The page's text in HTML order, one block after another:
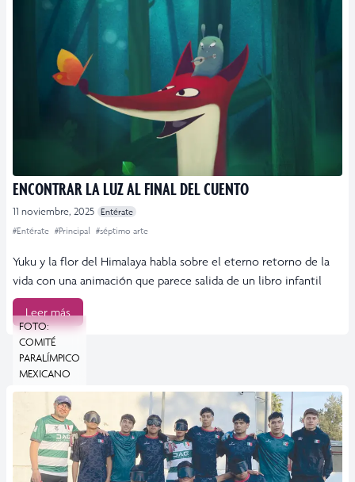
ENCONTRAR LA LUZ AL FINAL DEL CUENTO
11 noviembre, 2025 Entérate
#Entérate #Principal #séptimo arte
Yuku y la flor del Himalaya habla sobre el eterno retorno de la
vida con una animación que parece salida de un libro infantil
Leer más
FOTO:
COMITÉ
PARALÍMPICO
MEXICANO